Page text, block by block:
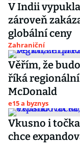
V Indii
zároveň
globální ceny
Zahraniční
Věřím, že
říká
McDonald
e15 a byznys
Vkusno i
chce